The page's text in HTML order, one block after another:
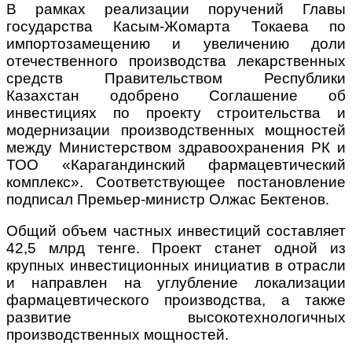
В рамках реализации поручений Главы
государства Касым-Жомарта Токаева по
импортозамещению и увеличению доли
отечественного производства лекарственных
средств Правительством Республики
Казахстан одобрено Соглашение об
инвестициях по проекту строительства и
модернизации производственных мощностей
между Министерством здравоохранения РК и
ТОО «Карагандинский фармацевтический
комплекс». Соответствующее постановление
подписал Премьер-министр Олжас Бектенов.
Общий объем частных инвестиций составляет
42,5 млрд тенге. Проект станет одной из
крупных инвестиционных инициатив в отрасли
и направлен на углубление локализации
фармацевтического производства, а также
развитие высокотехнологичных
производственных мощностей.